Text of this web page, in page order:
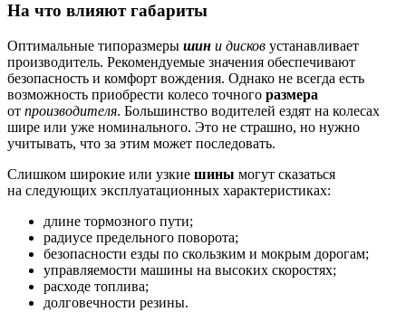
На что влияют габариты
Оптимальные типоразмеры шин и дисков устанавливает
производитель. Рекомендуемые значения обеспечивают
безопасность и комфорт вождения. Однако не всегда есть
возможность приобрести колесо точного размера
от производителя. Большинство водителей ездят на колесах
шире или уже номинального. Это не страшно, но нужно
учитывать, что за этим может последовать.
Слишком широкие или узкие шины могут сказаться
на следующих эксплуатационных характеристиках:
длине тормозного пути;
радиусе предельного поворота;
безопасности езды по скользким и мокрым дорогам;
управляемости машины на высоких скоростях;
расходе топлива;
долговечности резины.